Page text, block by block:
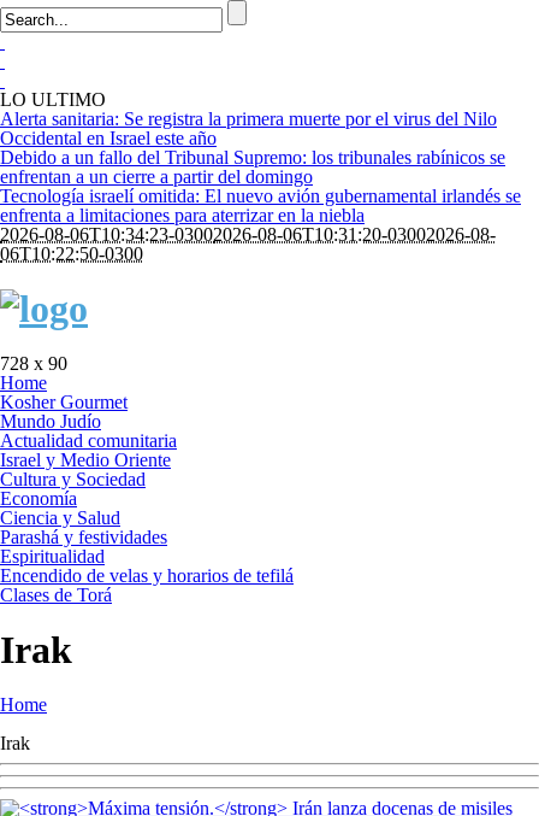
LO ULTIMO
Alerta sanitaria: Se registra la primera muerte por el virus del Nilo
Occidental en Israel este año
Debido a un fallo del Tribunal Supremo: los tribunales rabínicos se
enfrentan a un cierre a partir del domingo
Tecnología israelí omitida: El nuevo avión gubernamental irlandés se
enfrenta a limitaciones para aterrizar en la niebla
2026-08-06T10:34:23-03002026-08-06T10:31:20-03002026-08-
06T10:22:50-0300
728 x 90
Home
Kosher Gourmet
Mundo Judío
Actualidad comunitaria
Israel y Medio Oriente
Cultura y Sociedad
Economía
Ciencia y Salud
Parashá y festividades
Espiritualidad
Encendido de velas y horarios de tefilá
Clases de Torá
Irak
Home
Irak